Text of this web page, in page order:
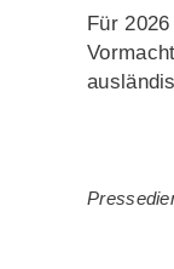
Für